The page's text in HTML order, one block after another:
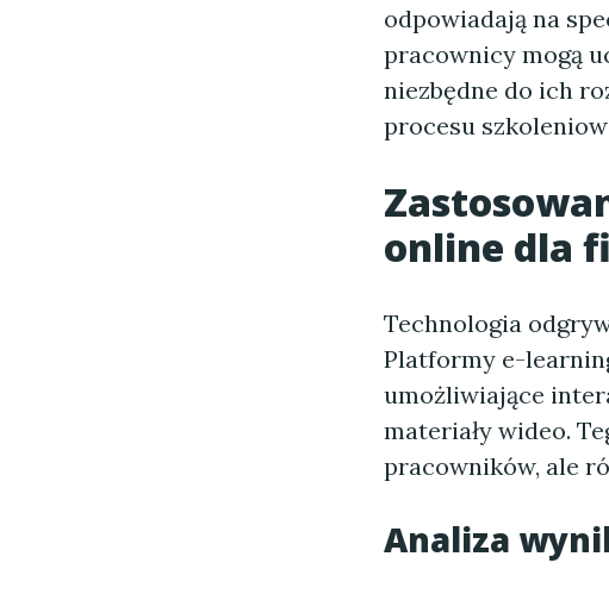
odpowiadają na
pracownicy mogą
niezbędne do ich
procesu
online dla
Technologia
Platformy e-
umożliwiające
materiały wideo.
pracowników, ale
Analiza